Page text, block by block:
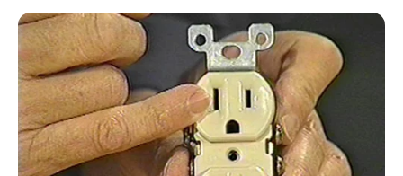
TEMAS RELACIONADOS
GREEICY RENDÓN
MIKE BAHÍA
NOVIAZGOS DE FAMOSOS
CHISMES DE FAMOSOS